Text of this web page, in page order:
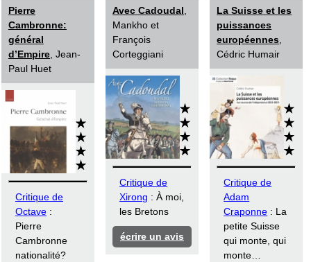
Pierre
Cambronne:
général
d’Empire , Jean-
Paul Huet
Critique de
Octave :
Pierre
Cambronne
nationalité?
Avec Cadoudal
Mankho et
François
Corteggiani
Critique de
Xirong : À moi,
les Bretons
écrire un avis
La Suisse et les
puissances
européennes
Cédric Humair
Critique de
Adam
Craponne : La
petite Suisse
qui monte, qui
monte…